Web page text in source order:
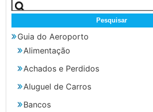
Pesquisar
por:
Guia do Aeroporto
Alimentação
Achados e Perdidos
Aluguel de Carros
Bancos